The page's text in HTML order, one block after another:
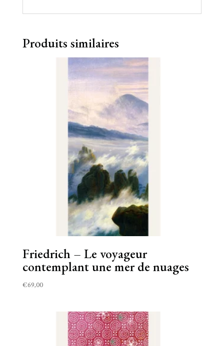
Produits similaires
Friedrich – Le voyageur
contemplant une mer de nuages
€69,00